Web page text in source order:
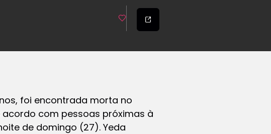
foi encontrada morta no
com pessoas próximas à
de domingo (27). Yeda